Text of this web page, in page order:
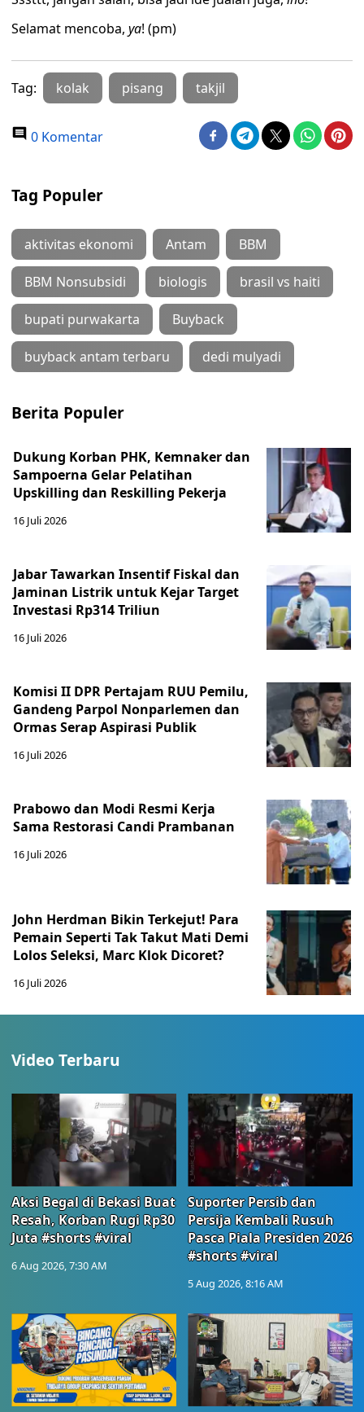
Selamat mencoba, ya! (pm)
Tag: kolak pisang takjil
0 Komentar
Tag Populer
aktivitas ekonomi Antam BBM
BBM Nonsubsidi biologis brasil vs haiti
bupati purwakarta Buyback
buyback antam terbaru dedi mulyadi
Berita Populer
Dukung Korban PHK, Kemnaker dan
Sampoerna Gelar Pelatihan
Upskilling dan Reskilling Pekerja
16 Juli 2026
Jabar Tawarkan Insentif Fiskal dan
Jaminan Listrik untuk Kejar Target
Investasi Rp314 Triliun
16 Juli 2026
Komisi II DPR Pertajam RUU Pemilu,
Gandeng Parpol Nonparlemen dan
Ormas Serap Aspirasi Publik
16 Juli 2026
Prabowo dan Modi Resmi Kerja
Sama Restorasi Candi Prambanan
16 Juli 2026
John Herdman Bikin Terkejut! Para
Pemain Seperti Tak Takut Mati Demi
Lolos Seleksi, Marc Klok Dicoret?
16 Juli 2026
Video Terbaru
Aksi Begal di Bekasi Buat
Resah, Korban Rugi Rp30
Juta #shorts #viral
6 Aug 2026, 7:30 AM
Suporter Persib dan
Persija Kembali Rusuh
Pasca Piala Presiden 2026
#shorts #viral
5 Aug 2026, 8:16 AM